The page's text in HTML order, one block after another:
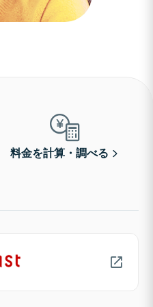
料金を計算・調べる